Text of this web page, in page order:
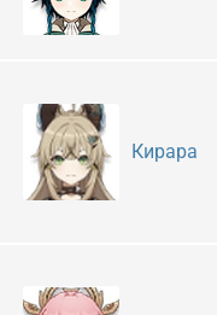
Кирара